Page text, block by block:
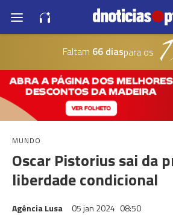
Faltam 66 diaspara os
MUNDO
Oscar Pistorius sai da
liberdade condicional
Agência Lusa 05 jan 2024 08:50